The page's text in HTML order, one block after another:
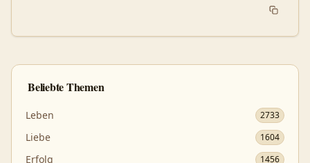
Beliebte Themen
Leben 2733
Liebe 1604
Erfolg 1456